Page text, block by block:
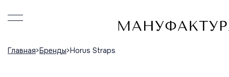
Главная Бренды Horus Straps